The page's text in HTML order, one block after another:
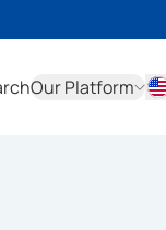
Our Platform